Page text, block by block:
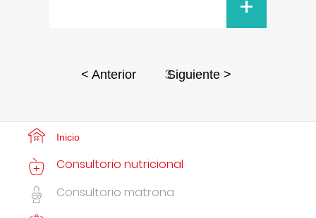
+
< Anterior 3Siguiente >
Inicio
Consultorio nutricional
Consultorio matrona